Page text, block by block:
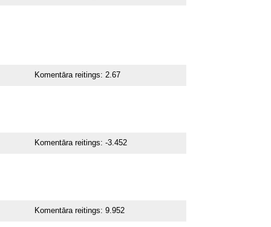
Komentāra reitings:2.67
Komentāra reitings:-3.452
Komentāra reitings:9.952